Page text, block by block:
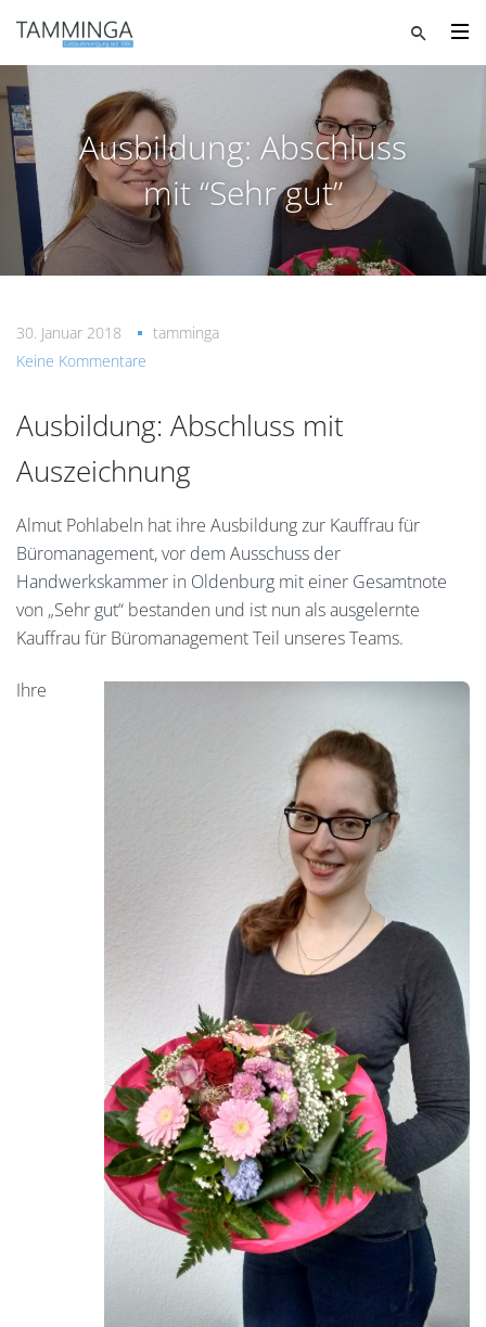
Ausbildung: Abschluss
mit “Sehr gut”
30. Januar 2018
tamminga
Keine Kommentare
Ausbildung: Abschluss mit
Auszeichnung
Almut Pohlabeln hat ihre Ausbildung zur Kauffrau für
Büromanagement, vor dem Ausschuss der
Handwerkskammer in Oldenburg mit einer Gesamtnote
von „Sehr gut“ bestanden und ist nun als ausgelernte
Kauffrau für Büromanagement Teil unseres Teams.
Ihre